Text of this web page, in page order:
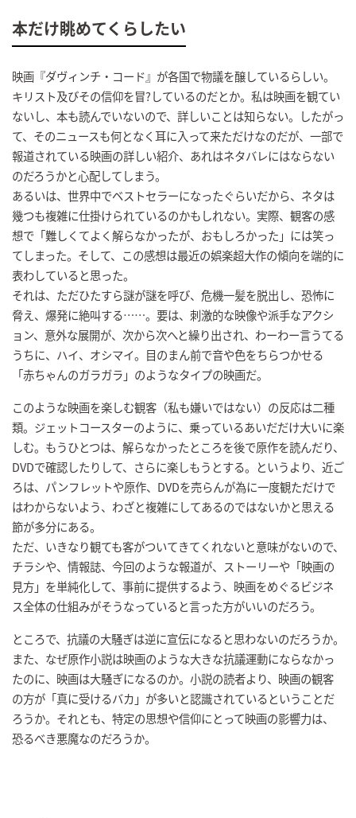
本だけ眺めてくらしたい
映画『ダヴィンチ・コード』が各国で物議を醸しているらしい。
キリスト及びその信仰を冒?しているのだとか。私は映画を観てい
ないし、本も読んでいないので、詳しいことは知らない。したがっ
て、そのニュースも何となく耳に入って来ただけなのだが、一部で
報道されている映画の詳しい紹介、あれはネタバレにはならない
のだろうかと心配してしまう。
あるいは、世界中でベストセラーになったぐらいだから、ネタは
幾つも複雑に仕掛けられているのかもしれない。実際、観客の感
想で「難しくてよく解らなかったが、おもしろかった」には笑っ
てしまった。そして、この感想は最近の娯楽超大作の傾向を端的に
表わしていると思った。
それは、ただひたすら謎が謎を呼び、危機一髪を脱出し、恐怖に
脅え、爆発に絶叫する……。要は、刺激的な映像や派手なアクシ
ョン、意外な展開が、次から次へと繰り出され、わーわー言うてる
うちに、ハイ、オシマイ。目のまん前で音や色をちらつかせる
「赤ちゃんのガラガラ」のようなタイプの映画だ。
このような映画を楽しむ観客（私も嫌いではない）の反応は二種
類。ジェットコースターのように、乗っているあいだだけ大いに楽
しむ。もうひとつは、解らなかったところを後で原作を読んだり、
DVDで確認したりして、さらに楽しもうとする。というより、近ご
ろは、パンフレットや原作、DVDを売らんが為に一度観ただけで
はわからないよう、わざと複雑にしてあるのではないかと思える
節が多分にある。
ただ、いきなり観ても客がついてきてくれないと意味がないので、
チラシや、情報誌、今回のような報道が、ストーリーや「映画の
見方」を単純化して、事前に提供するよう、映画をめぐるビジネ
ス全体の仕組みがそうなっていると言った方がいいのだろう。
ところで、抗議の大騒ぎは逆に宣伝になると思わないのだろうか。
また、なぜ原作小説は映画のような大きな抗議運動にならなかっ
たのに、映画は大騒ぎになるのか。小説の読者より、映画の観客
の方が「真に受けるバカ」が多いと認識されているということだ
ろうか。それとも、特定の思想や信仰にとって映画の影響力は、
恐るべき悪魔なのだろうか。